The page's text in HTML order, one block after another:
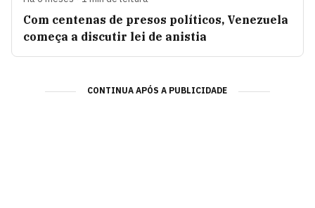
Com centenas de presos políticos, Venezuela
começa a discutir lei de anistia
CONTINUA APÓS A PUBLICIDADE